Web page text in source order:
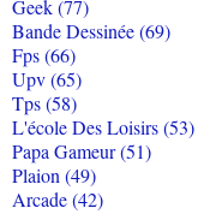
Geek (77)
Bande Dessinée (69)
Fps (66)
Upv (65)
Tps (58)
L'école Des Loisirs (53)
Papa Gameur (51)
Plaion (49)
Arcade (42)